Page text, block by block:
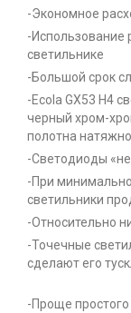
-Экономное
-Использование
светильнике
-Большой срок
-Ecola GX53 H4
черный хром-
полотна
-Светодиоды «не
-При
светильники
-Относительно
-Точечные
сделают его
-Проще